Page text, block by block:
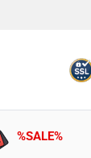
%SALE%